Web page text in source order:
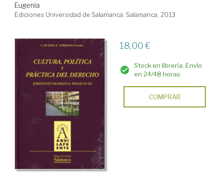
Eugenia
Ediciones Universidad de Salamanca. Salamanca, 2013
18,00 €
Stock en librería. Envío
en 24/48 horas
COMPRAR